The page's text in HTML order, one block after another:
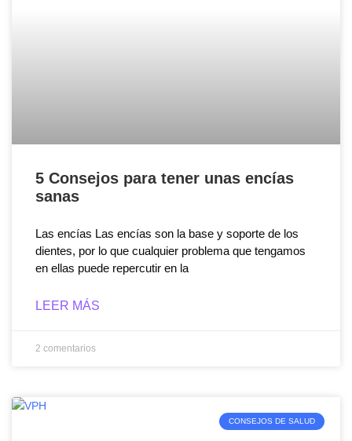
5 Consejos para tener unas encías
sanas
Las encías Las encías son la base y soporte de los
dientes, por lo que cualquier problema que tengamos
en ellas puede repercutir en la
LEER MÁS
2 comentarios
CONSEJOS DE SALUD